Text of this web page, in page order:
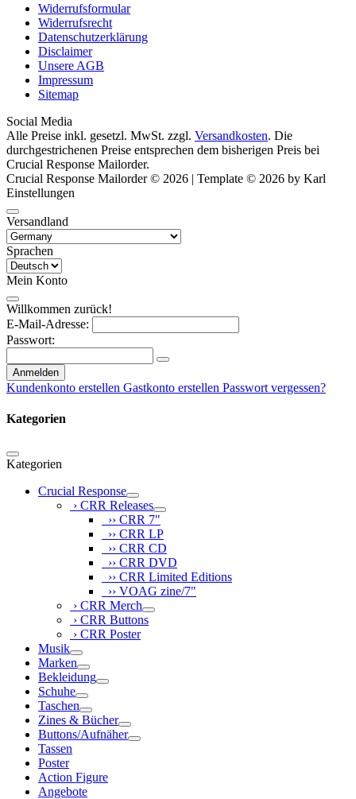
Widerrufsformular
Widerrufsrecht
Datenschutzerklärung
Disclaimer
Unsere AGB
Impressum
Sitemap
Social Media
Alle Preise inkl. gesetzl. MwSt. zzgl. Versandkosten. Die
durchgestrichenen Preise entsprechen dem bisherigen Preis bei
Crucial Response Mailorder.
Crucial Response Mailorder © 2026 | Template © 2026 by Karl
Einstellungen
Versandland
Sprachen
Mein Konto
Willkommen zurück!
E-Mail-Adresse:
Passwort:
Anmelden
Kundenkonto erstellen Gastkonto erstellen Passwort vergessen?
Kategorien
Kategorien
Crucial Response
› CRR Releases
›› CRR 7"
›› CRR LP
›› CRR CD
›› CRR DVD
›› CRR Limited Editions
›› VOAG zine/7"
› CRR Merch
› CRR Buttons
› CRR Poster
Musik
Marken
Bekleidung
Schuhe
Taschen
Zines & Bücher
Buttons/Aufnäher
Tassen
Poster
Action Figure
Angebote